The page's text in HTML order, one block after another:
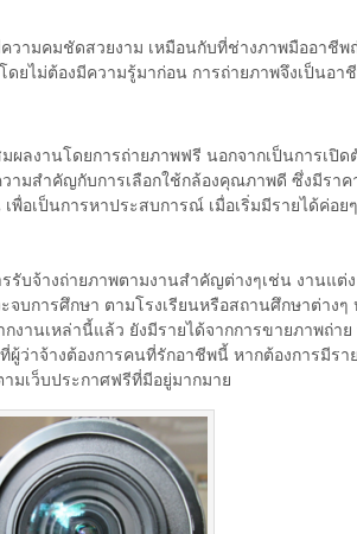
วามคมชัดสวยงาม เหมือนกับที่ช่างภาพมืออาชี
ยไม่ต้องมีความรู้มาก่อน การถ่ายภาพจึงเป็นอ
ผลงานโดยการถ่ายภาพฟรี นอกจากเป็นการเปิ
มสำคัญกับการเลือกใช้กล้องคุณภาพดี ซึ่งมีรา
อเป็นการหาประสบการณ์ เมื่อเริ่มมีรายได้ค่อ
รับจ้างถ่ายภาพตามงานสำคัญต่างๆเช่น งานแ
บการศึกษา ตามโรงเรียนหรือสถานศึกษาต่าง
านเหล่านี้แล้ว ยังมีรายได้จากการขายภาพถ่า
ว่าจ้างต้องการคนที่รักอาชีพนี้ หากต้องการมีร
มเว็บประกาศฟรีที่มีอยู่มากมาย